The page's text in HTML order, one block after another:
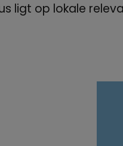
ligt op lokale